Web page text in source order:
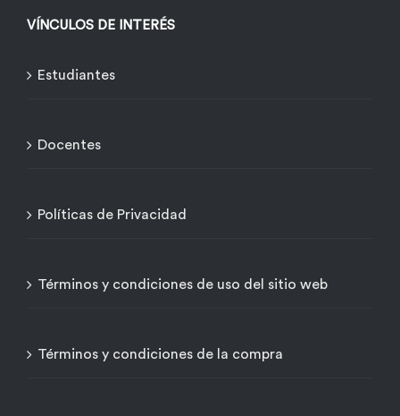
VÍNCULOS DE INTERÉS
Estudiantes
Docentes
Políticas de Privacidad
Términos y condiciones de uso del sitio web
Términos y condiciones de la compra